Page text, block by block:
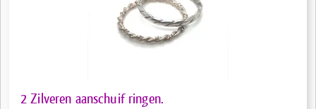
2 Zilveren aanschuif ringen.